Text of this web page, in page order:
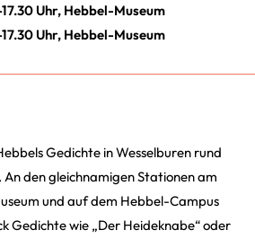
Uhr, Hebbel-Museum
Uhr, Hebbel-Museum
Gedichte in Wesselburen rund
An den gleichnamigen Stationen am
und auf dem Hebbel-Campus
Gedichte wie „Der Heideknabe“ oder